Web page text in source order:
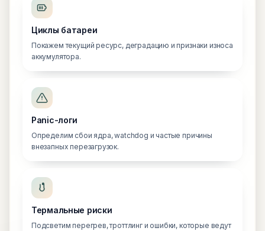
Циклы батареи
Покажем текущий ресурс, деградацию и признаки износа
аккумулятора.
Panic-логи
Определим сбои ядра, watchdog и частые причины
внезапных перезагрузок.
Термальные риски
Подсветим перегрев, троттлинг и ошибки, которые ведут